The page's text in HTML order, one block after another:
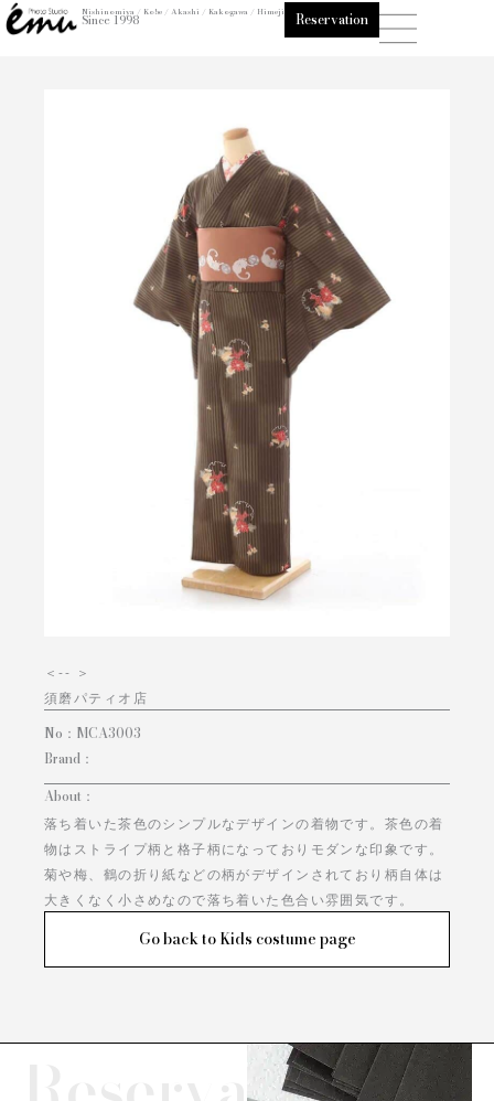
内
容
Nishinomiya / Kobe / Akashi / Kakogawa / Himeji
Since 1998 Reservation
＜-- ＞
須磨パティオ店
No： MCA3003
Brand：
About：
落ち着いた茶色のシンプルなデザインの着物です。茶色の着
物はストライプ柄と格子柄になっておりモダンな印象です。
菊や梅、鶴の折り紙などの柄がデザインされており柄自体は
大きくなく小さめなので落ち着いた色合い雰囲気です。
Go back to Kids costume page